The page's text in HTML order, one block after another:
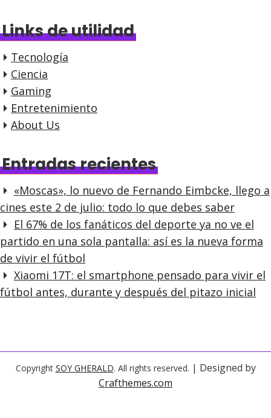
Links de utilidad
Tecnología
Ciencia
Gaming
Entretenimiento
About Us
Entradas recientes
«Moscas», lo nuevo de Fernando Eimbcke, llego a
cines este 2 de julio: todo lo que debes saber
El 67% de los fanáticos del deporte ya no ve el
partido en una sola pantalla: así es la nueva forma
de vivir el fútbol
Xiaomi 17T: el smartphone pensado para vivir el
fútbol antes, durante y después del pitazo inicial
Copyright SOY GHERALD. All rights reserved. | Designed by
Crafthemes.com